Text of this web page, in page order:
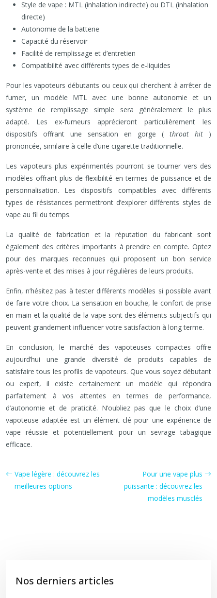
Style de vape : MTL (inhalation indirecte) ou DTL (inhalation
directe)
Autonomie de la batterie
Capacité du réservoir
Facilité de remplissage et d’entretien
Compatibilité avec différents types de e-liquides
Pour les vapoteurs débutants ou ceux qui cherchent à arrêter de
fumer, un modèle MTL avec une bonne autonomie et un
système de remplissage simple sera généralement le plus
adapté. Les ex-fumeurs apprécieront particulièrement les
dispositifs offrant une sensation en gorge ( throat hit )
prononcée, similaire à celle d’une cigarette traditionnelle.
Les vapoteurs plus expérimentés pourront se tourner vers des
modèles offrant plus de flexibilité en termes de puissance et de
personnalisation. Les dispositifs compatibles avec différents
types de résistances permettront d’explorer différents styles de
vape au fil du temps.
La qualité de fabrication et la réputation du fabricant sont
également des critères importants à prendre en compte. Optez
pour des marques reconnues qui proposent un bon service
après-vente et des mises à jour régulières de leurs produits.
Enfin, n’hésitez pas à tester différents modèles si possible avant
de faire votre choix. La sensation en bouche, le confort de prise
en main et la qualité de la vape sont des éléments subjectifs qui
peuvent grandement influencer votre satisfaction à long terme.
En conclusion, le marché des vapoteuses compactes offre
aujourd’hui une grande diversité de produits capables de
satisfaire tous les profils de vapoteurs. Que vous soyez débutant
ou expert, il existe certainement un modèle qui répondra
parfaitement à vos attentes en termes de performance,
d’autonomie et de praticité. N’oubliez pas que le choix d’une
vapoteuse adaptée est un élément clé pour une expérience de
vape réussie et potentiellement pour un sevrage tabagique
efficace.
Vape légère : découvrez les
meilleures options
Pour une vape plus
puissante : découvrez les
modèles musclés
Nos derniers articles